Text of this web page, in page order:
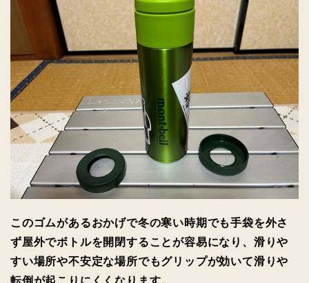
このゴムがあるおかげで冬の寒い時期でも手袋を外さ
ず屋外でボトルを開閉することが容易になり、滑りや
すい場所や不安定な場所でもグリップが効いて滑りや
転倒が起こりにくくなります。